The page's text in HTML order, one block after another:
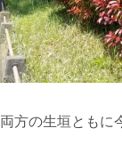
両方の生垣ともに